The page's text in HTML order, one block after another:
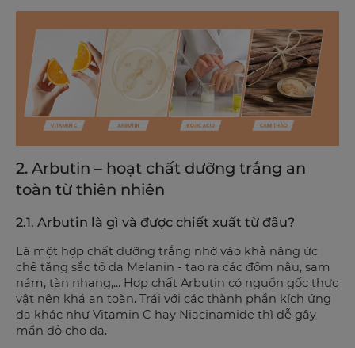
2. Arbutin – hoạt chất dưỡng trắng an
toàn từ thiên nhiên
2.1. Arbutin là gì và được chiết xuất từ đâu?
Là một hợp chất dưỡng trắng nhờ vào khả năng ức
chế tăng sắc tố da Melanin - tạo ra các đốm nâu, sạm
nám, tàn nhang,... Hợp chất Arbutin có nguồn gốc thực
vật nên khá an toàn. Trái với các thành phần kích ứng
da khác như Vitamin C hay Niacinamide thì dễ gây
mẩn đỏ cho da.